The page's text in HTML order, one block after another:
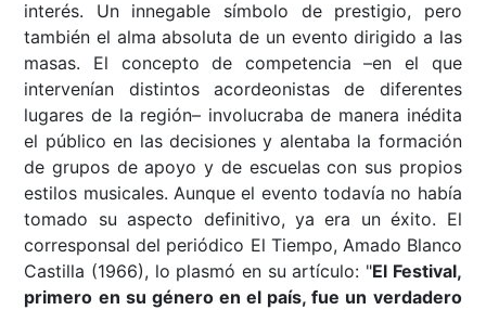
interés. Un innegable símbolo de prestigio, pero
también el alma absoluta de un evento dirigido a las
masas. El concepto de competencia –en el que
intervenían distintos acordeonistas de diferentes
lugares de la región– involucraba de manera inédita
el público en las decisiones y alentaba la formación
de grupos de apoyo y de escuelas con sus propios
estilos musicales. Aunque el evento todavía no había
tomado su aspecto definitivo, ya era un éxito. El
corresponsal del periódico El Tiempo, Amado Blanco
Castilla (1966), lo plasmó en su artículo: "El Festival,
primero en su género en el país, fue un verdadero